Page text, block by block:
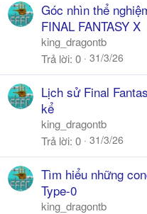
Góc nhìn thể
FINAL FANTASY X
king_dragontb
Trả lời 0 31/3/26
Lịch sử Final
kể
king_dragontb
Trả lời 0 31/3/26
Tìm hiểu những
Type-0
king_dragontb